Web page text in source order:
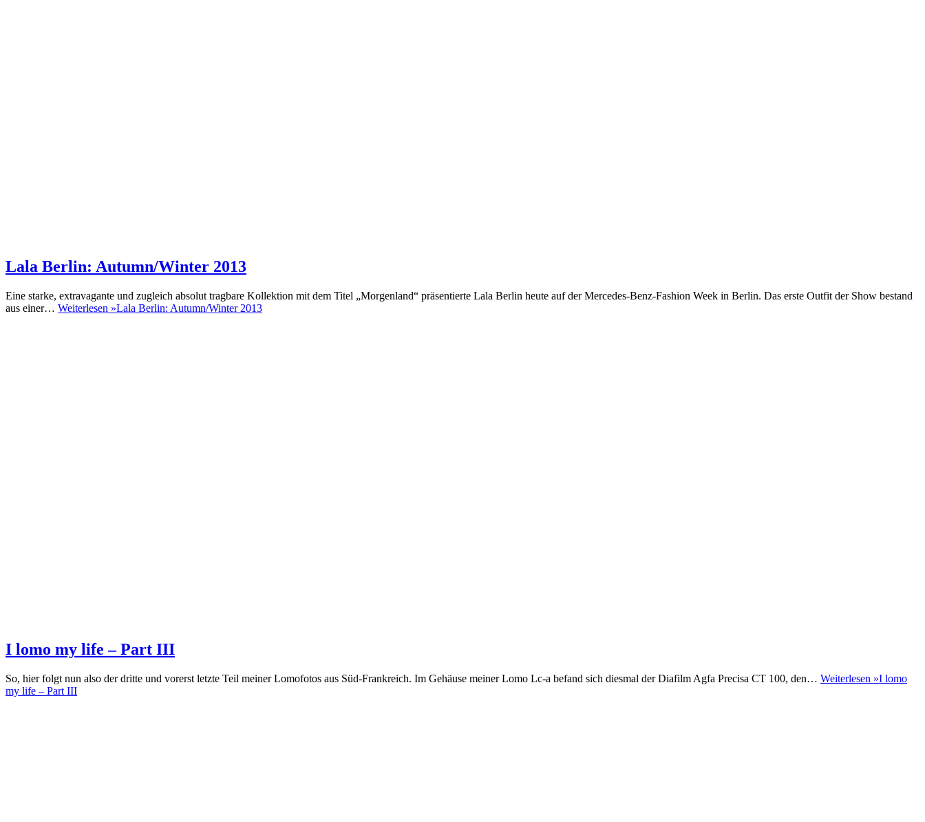
Lala Berlin: Autumn/Winter 2013
Eine starke, extravagante und zugleich absolut tragbare Kollektion mit dem Titel „Morgenland“ präsentierte Lala Berlin heute auf der Mercedes-Benz-Fashion Week in Berlin. Das erste Outfit der Show bestand
aus einer… Weiterlesen »Lala Berlin: Autumn/Winter 2013
I lomo my life – Part III
So, hier folgt nun also der dritte und vorerst letzte Teil meiner Lomofotos aus Süd-Frankreich. Im Gehäuse meiner Lomo Lc-a befand sich diesmal der Diafilm Agfa Precisa CT 100, den… Weiterlesen »I lomo
my life – Part III